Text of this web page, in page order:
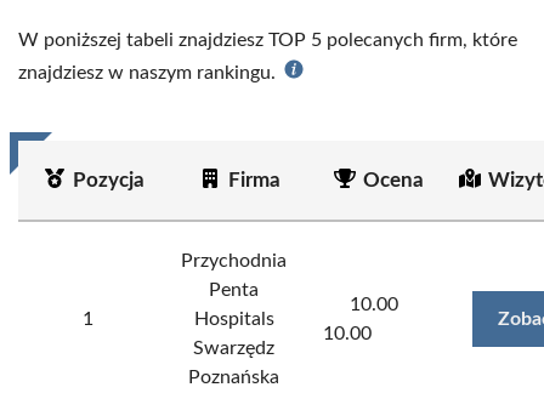
W poniższej tabeli znajdziesz TOP 5 polecanych firm, które
znajdziesz w naszym rankingu.
Pozycja Firma Ocena
1
Przychodnia
Penta
Hospitals
Swarzędz
Poznańska
10.00
10.00